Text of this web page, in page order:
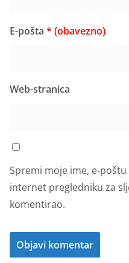
E-pošta * (obavezno)
Web-stranica
Spremi moje ime, e-
internet pregledniku za
komentirao.